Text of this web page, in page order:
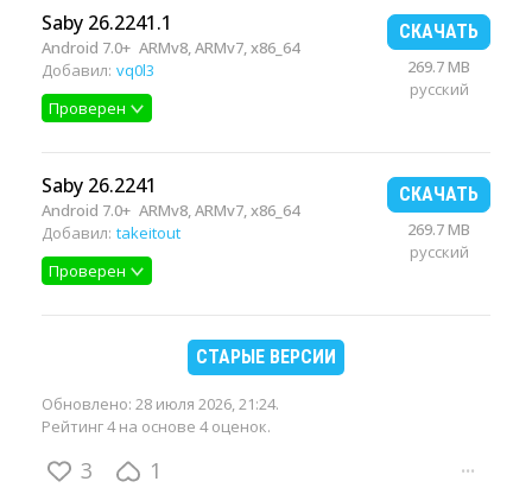
Saby 26.2241.1
Android 7.0+ ARMv8, ARMv7, x86_64
Добавил: vq0l3
Проверен
СКАЧАТЬ
269.7 MB
русский
Saby 26.2241
Android 7.0+ ARMv8, ARMv7, x86_64
Добавил: takeitout
Проверен
СКАЧАТЬ
269.7 MB
русский
СТАРЫЕ ВЕРСИИ
Обновлено: 28 июля 2026, 21:24.
Рейтинг 4 на основе 4 оценок.
3 1 ···